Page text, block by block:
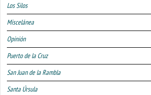
Los Silos
Miscelánea
Opinión
Puerto de la Cruz
San Juan de la Rambla
Santa Úrsula